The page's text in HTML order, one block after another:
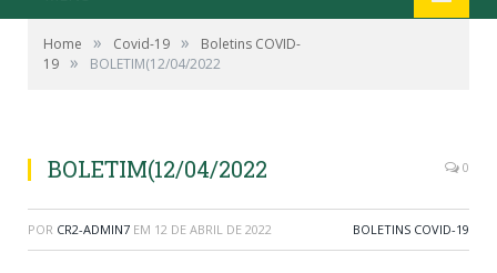
Home » Covid-19 »
Boletins COVID-
19 » BOLETIM(12/04/2022
BOLETIM(12/04/2022 0
POR CR2-ADMIN7 EM 12 DE ABRIL DE 2022 BOLETINS COVID-19